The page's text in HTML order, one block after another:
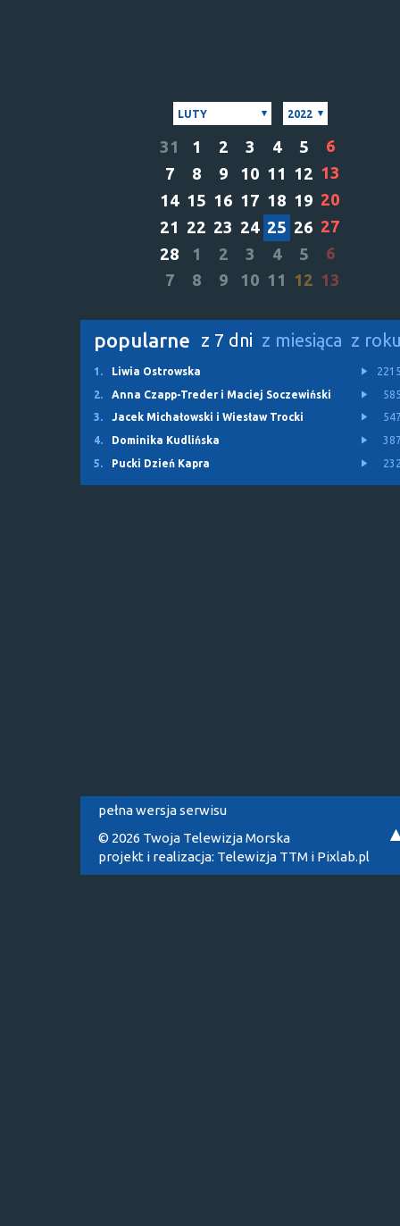
LUTY 2022
31 1 2 3 4 5
6
7
8 9 10 11 12 13
14 15 16 17 18 19 20
21 22 23 24 25 26 27
28
1 2 3 4 5
6
7
8 9 10 11 12 13
popularne z 7 dni z miesiąca z
1. Liwia Ostrowska
2.
Anna Czapp-Treder i Maciej Soczewiński
3.
Jacek Michałowski i Wiesław Trocki
4.
Dominika Kudlińska
5.
Pucki Dzień Kapra
pełna wersja serwisu
© 2026 Twoja Telewizja Morska
projekt i realizacja: Telewizja TTM i Pixlab.pl